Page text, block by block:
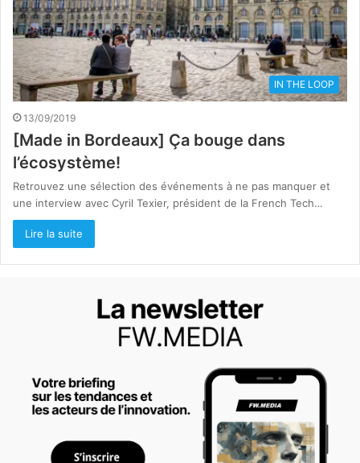
IN THE LOOP
13/09/2019
[Made in Bordeaux] Ça bouge dans
l’écosystème!
Retrouvez une sélection des événements à ne pas manquer et
une interview avec Cyril Texier, président de la French Tech…
Lire la suite